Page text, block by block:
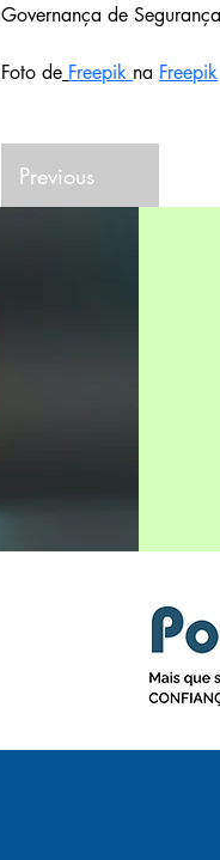
Governança de
Foto de Freepik na Freepik
Previous